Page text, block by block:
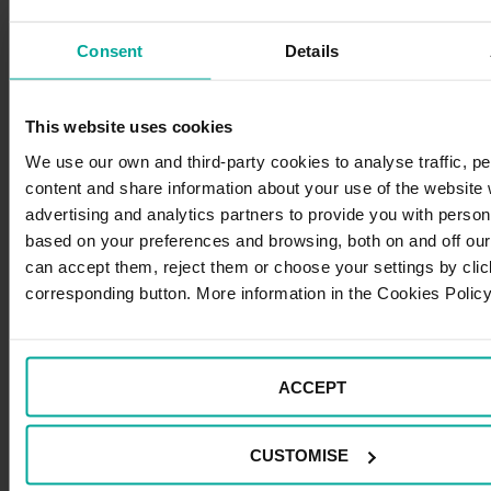
Consent Details
This website uses cookies
We use our own and third-party cookies to analyse traffic,
content and share information about your use of the website
advertising and analytics partners to provide you with
based on your preferences and browsing, both on and off
can accept them, reject them or choose your settings by
corresponding button. More information in the Cookies
ACCEPT
CUSTOMISE
Fallas en 2026
fiesta multitudinaria que cada año congrega a miles de
restricciones de movilidad de este periodo y…
24 febrero, 2026
Categoría:
Viajes
Valencia